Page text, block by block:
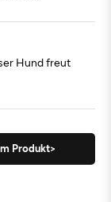
Hund freut
Produkt>